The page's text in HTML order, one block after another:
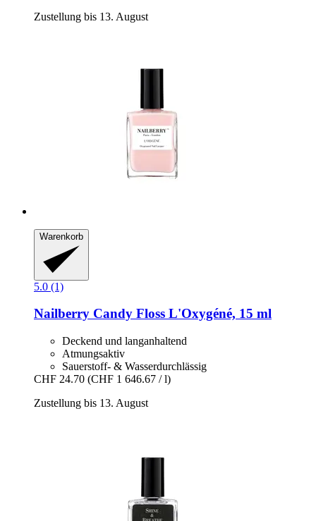
Zustellung bis 13. August
Warenkorb
5.0 (1)
Nailberry Candy Floss L'Oxygéné, 15 ml
Deckend und langanhaltend
Atmungsaktiv
Sauerstoff- & Wasserdurchlässig
CHF 24.70 (CHF 1 646.67 / l)
Zustellung bis 13. August